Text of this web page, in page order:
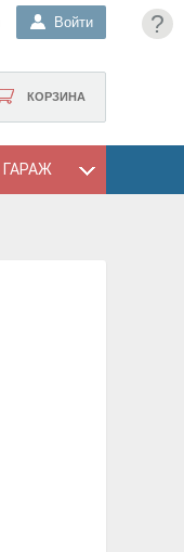
?
Войти
КОРЗИНА
ГАРАЖ